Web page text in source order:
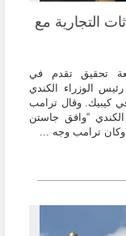
التجارية مع
تحقيق تقدم في
رئيس الوزراء الكندي
كيبيك. وقال ترامب
“وافق جاستن
وكان ترامب وجه ...